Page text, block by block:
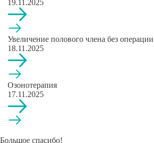
19.11.2025
Увеличение полового члена без операции
18.11.2025
Озонотерапия
17.11.2025
Большое спасибо!